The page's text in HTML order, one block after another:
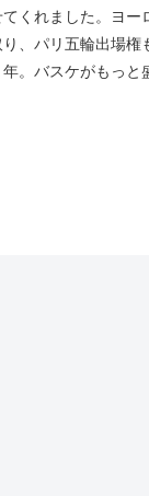
くれました。ヨー
、パリ五輪出場権
。バスケがもっと